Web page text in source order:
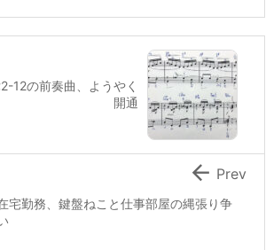
12の前奏曲、ようやく
開通
宅勤務、鍵盤ねこと仕事部屋の縄張り争
 Prev